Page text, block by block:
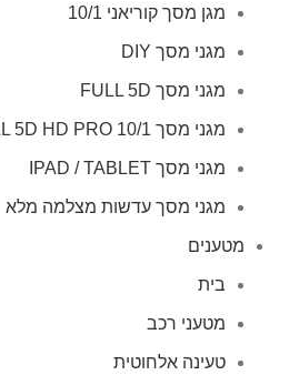
מגן מסך קוריאני 10/1
מגני מסך DIY
מגני מסך FULL 5D
מגני מסך FULL 5D HD PRO 10/1
מגני מסך IPAD / TABLET
מגני מסך עדשות מצלמה מלא
מטענים
בית
מטעני רכב
טעינה אלחוטית